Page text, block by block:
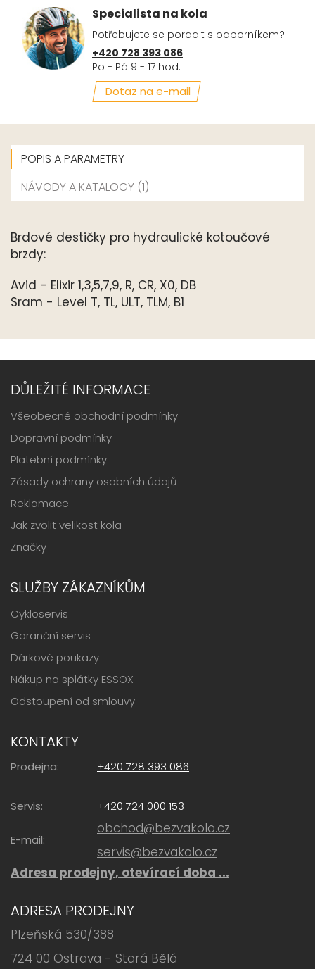
Specialista na kola
Potřebujete se poradit s odborníkem?
+420 728 393 086
Po - Pá 9 - 17 hod.
Dotaz na e-mail
POPIS A PARAMETRY
NÁVODY A KATALOGY (1)
Brdové destičky pro hydraulické kotoučové
brzdy:
Avid - Elixir 1,3,5,7,9, R, CR, X0, DB
Sram - Level T, TL, ULT, TLM, B1
DŮLEŽITÉ INFORMACE
Všeobecné obchodní podmínky
Dopravní podmínky
Platební podmínky
Zásady ochrany osobních údajů
Reklamace
Jak zvolit velikost kola
Značky
SLUŽBY ZÁKAZNÍKŮM
Cykloservis
Garanční servis
Dárkové poukazy
Nákup na splátky ESSOX
Odstoupení od smlouvy
KONTAKTY
Prodejna: +420 728 393 086
Servis: +420 724 000 153
E-mail:
obchod@bezvakolo.cz
servis@bezvakolo.cz
Adresa prodejny, otevírací doba ...
ADRESA PRODEJNY
Plzeňská 530/388
724 00 Ostrava - Stará Bělá